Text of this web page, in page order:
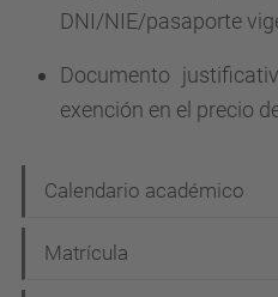
DNI/NIE/pasaporte
Documento
exención en el precio
a
v
Calendario académico
Matrícula